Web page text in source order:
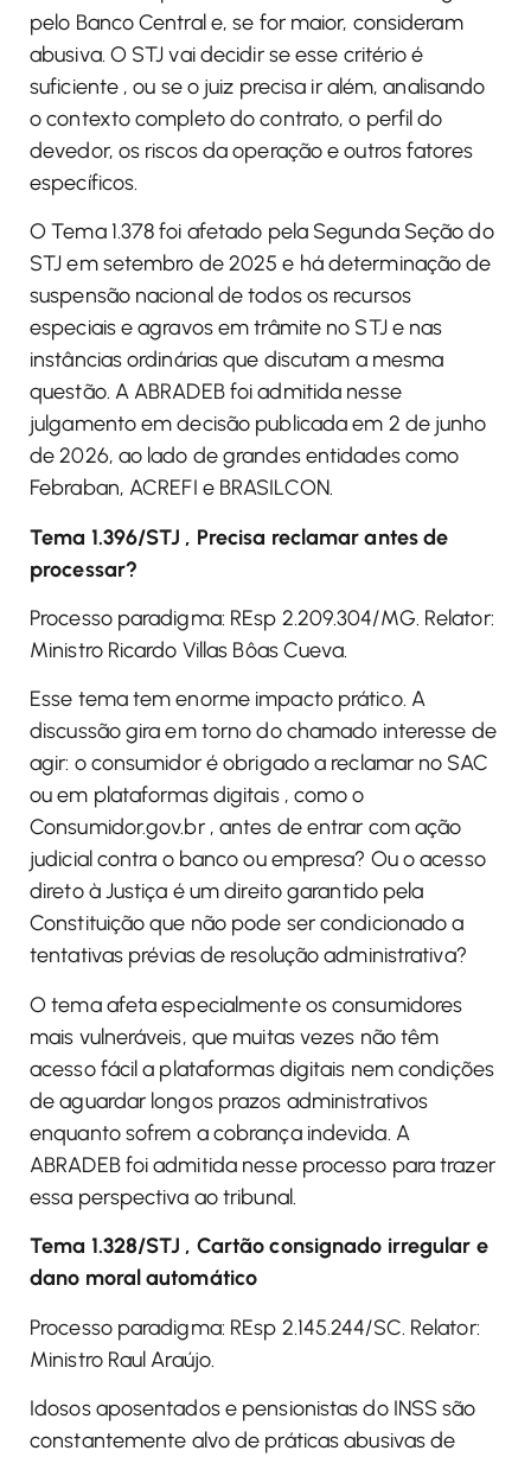
pelo Banco Central e, se for maior, consideram
abusiva. O STJ vai decidir se esse critério é
suficiente , ou se o juiz precisa ir além, analisando
o contexto completo do contrato, o perfil do
devedor, os riscos da operação e outros fatores
específicos.
O Tema 1.378 foi afetado pela Segunda Seção do
STJ em setembro de 2025 e há determinação de
suspensão nacional de todos os recursos
especiais e agravos em trâmite no STJ e nas
instâncias ordinárias que discutam a mesma
questão. A ABRADEB foi admitida nesse
julgamento em decisão publicada em 2 de junho
de 2026, ao lado de grandes entidades como
Febraban, ACREFI e BRASILCON.
Tema 1.396/STJ , Precisa reclamar antes de
processar?
Processo paradigma: REsp 2.209.304/MG. Relator:
Ministro Ricardo Villas Bôas Cueva.
Esse tema tem enorme impacto prático. A
discussão gira em torno do chamado interesse de
agir: o consumidor é obrigado a reclamar no SAC
ou em plataformas digitais , como o
Consumidor.gov.br , antes de entrar com ação
judicial contra o banco ou empresa? Ou o acesso
direto à Justiça é um direito garantido pela
Constituição que não pode ser condicionado a
tentativas prévias de resolução administrativa?
O tema afeta especialmente os consumidores
mais vulneráveis, que muitas vezes não têm
acesso fácil a plataformas digitais nem condições
de aguardar longos prazos administrativos
enquanto sofrem a cobrança indevida. A
ABRADEB foi admitida nesse processo para trazer
essa perspectiva ao tribunal.
Tema 1.328/STJ , Cartão consignado irregular e
dano moral automático
Processo paradigma: REsp 2.145.244/SC. Relator:
Ministro Raul Araújo.
Idosos aposentados e pensionistas do INSS são
constantemente alvo de práticas abusivas de